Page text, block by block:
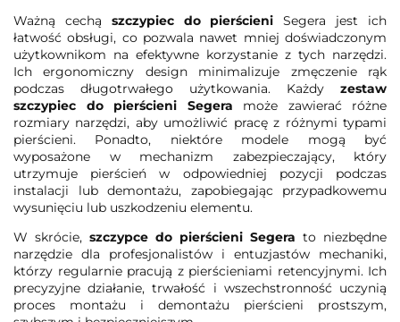
Ważną cechą szczypiec do pierścieni Segera jest ich
łatwość obsługi, co pozwala nawet mniej doświadczonym
użytkownikom na efektywne korzystanie z tych narzędzi.
Ich ergonomiczny design minimalizuje zmęczenie rąk
podczas długotrwałego użytkowania. Każdy zestaw
szczypiec do pierścieni Segera może zawierać różne
rozmiary narzędzi, aby umożliwić pracę z różnymi typami
pierścieni. Ponadto, niektóre modele mogą być
wyposażone w mechanizm zabezpieczający, który
utrzymuje pierścień w odpowiedniej pozycji podczas
instalacji lub demontażu, zapobiegając przypadkowemu
wysunięciu lub uszkodzeniu elementu.
W skrócie, szczypce do pierścieni Segera to niezbędne
narzędzie dla profesjonalistów i entuzjastów mechaniki,
którzy regularnie pracują z pierścieniami retencyjnymi. Ich
precyzyjne działanie, trwałość i wszechstronność uczynią
proces montażu i demontażu pierścieni prostszym,